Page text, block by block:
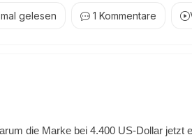
mal gelesen 1 Kommentare
die Marke bei 4.400 US-Dollar jetzt